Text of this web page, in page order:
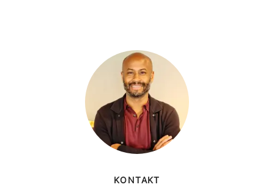
KONTAKT